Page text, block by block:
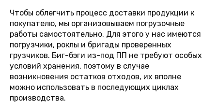
Чтобы облегчить процесс доставки продукции к
покупателю, мы организовываем погрузочные
работы самостоятельно. Для этого у нас имеются
погрузчики, роклы и бригады проверенных
грузчиков. Биг-бэги из-под ПП не требуют особых
условий хранения, поэтому в случае
возникновения остатков отходов, их вполне
можно использовать в последующих циклах
производства.